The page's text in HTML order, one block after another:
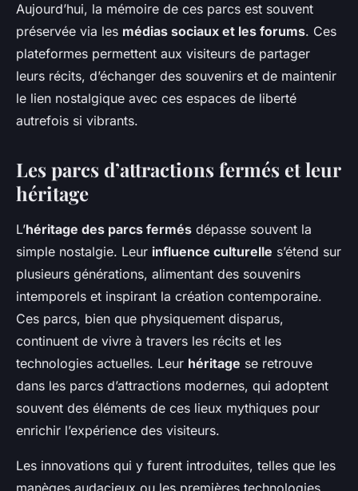
Aujourd’hui, la mémoire de ces parcs est souvent
préservée via les médias sociaux et les forums. Ces
plateformes permettent aux visiteurs de partager
leurs récits, d’échanger des souvenirs et de maintenir
le lien nostalgique avec ces espaces de liberté
autrefois si vibrants.
Les parcs d’attractions fermés et leur
héritage
L’héritage des parcs fermés dépasse souvent la
simple nostalgie. Leur influence culturelle s’étend sur
plusieurs générations, alimentant des souvenirs
intemporels et inspirant la création contemporaine.
Ces parcs, bien que physiquement disparus,
continuent de vivre à travers les récits et les
technologies actuelles. Leur héritage se retrouve
dans les parcs d’attractions modernes, qui adoptent
souvent des éléments de ces lieux mythiques pour
enrichir l’expérience des visiteurs.
Les innovations qui y furent introduites, telles que les